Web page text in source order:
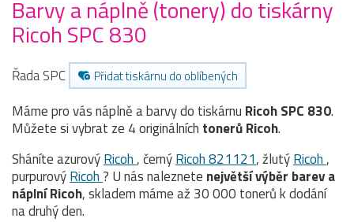
Barvy a náplně (tonery) do tiskárny
Ricoh SPC 830
Řada SPC Přidat tiskárnu do oblíbených
Máme pro vás náplně a barvy do tiskárnu Ricoh SPC 830.
Můžete si vybrat ze 4 originálních tonerůRicoh.
Sháníte azurovýRicoh, černýRicoh 821121, žlutýRicoh,
purpurovýRicoh ? U nás naleznete největší výběr barev a
náplní Ricoh, skladem máme až 30 000 tonerů k dodání
na druhý den.